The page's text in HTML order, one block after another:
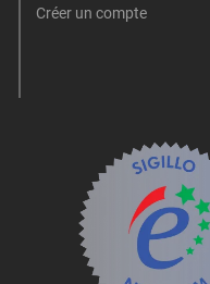
Créer un compte